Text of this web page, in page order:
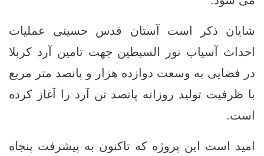
شایان ذکر است آستان قدس حسینی عملیات
احداث آسیاب نور السبطین جهت تامین آرد کربلا
در فضایی به وسعت دوازده هزار و پانصد متر مربع
با ظرفیت تولید روزانه پانصد تن آرد را آغاز کرده
است.
امید است این پروژه که تاکنون به پیشرفت پنجاه